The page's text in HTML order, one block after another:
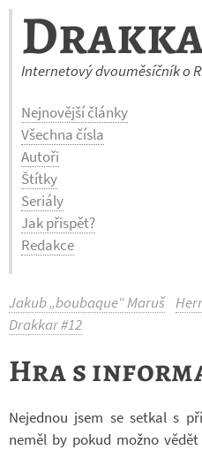
Internetový dvouměsíčník o
Nejnovější články
Všechna čísla
Autoři
Štítky
Seriály
Jak přispět?
Redakce
Jakub „boubaque“ Maruš
Drakkar #12
Hra s
Ne­jed­nou jsem se se­tkal s
neměl by pokud možno